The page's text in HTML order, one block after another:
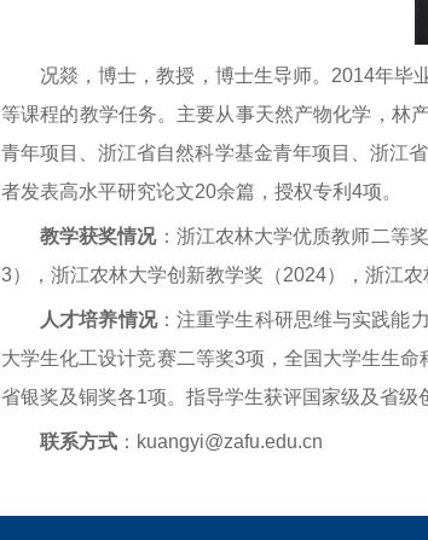
况燚，博士，教授，博士生导师。2014年毕
等课程的教学任务。主要从事天然产物化学，林
青年项目、浙江省自然科学基金青年项目、浙江
者发表高水平研究论文20余篇，授权专利4项。
教学获奖情况：浙江农林大学优质教师二等
3），浙江农林大学创新教学奖（2024），浙江
人才培养情况：注重学生科研思维与实践能
大学生化工设计竞赛二等奖3项，全国大学生生
省银奖及铜奖各1项。指导学生获评国家级及省级
联系方式 ：kuangyi@zafu.edu.cn